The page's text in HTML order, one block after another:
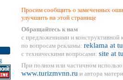
Просим сообщить о замеченных
улучшить на этой странице
Обращайтесь к нам
с предложениями и конструктивной
по вопросам рекламы: reklama at
с техническими вопросами: site at
При полном или частичном
www.turizmvnn.ru и автора